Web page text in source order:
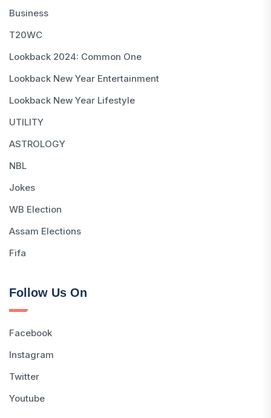
Business
T20WC
Lookback 2024: Common One
Lookback New Year Entertainment
Lookback New Year Lifestyle
UTILITY
ASTROLOGY
NBL
Jokes
WB Election
Assam Elections
Fifa
Follow Us On
Facebook
Instagram
Twitter
Youtube